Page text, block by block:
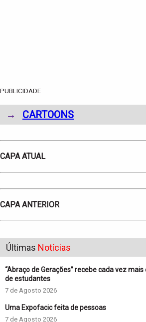
PUBLICIDADE
→ CARTOONS
CAPA ATUAL
CAPA ANTERIOR
Últimas Notícias
“Abraço de Gerações” recebe cada vez
de estudantes
7 de Agosto 2026
Uma Expofacic feita de pessoas
7 de Agosto 2026